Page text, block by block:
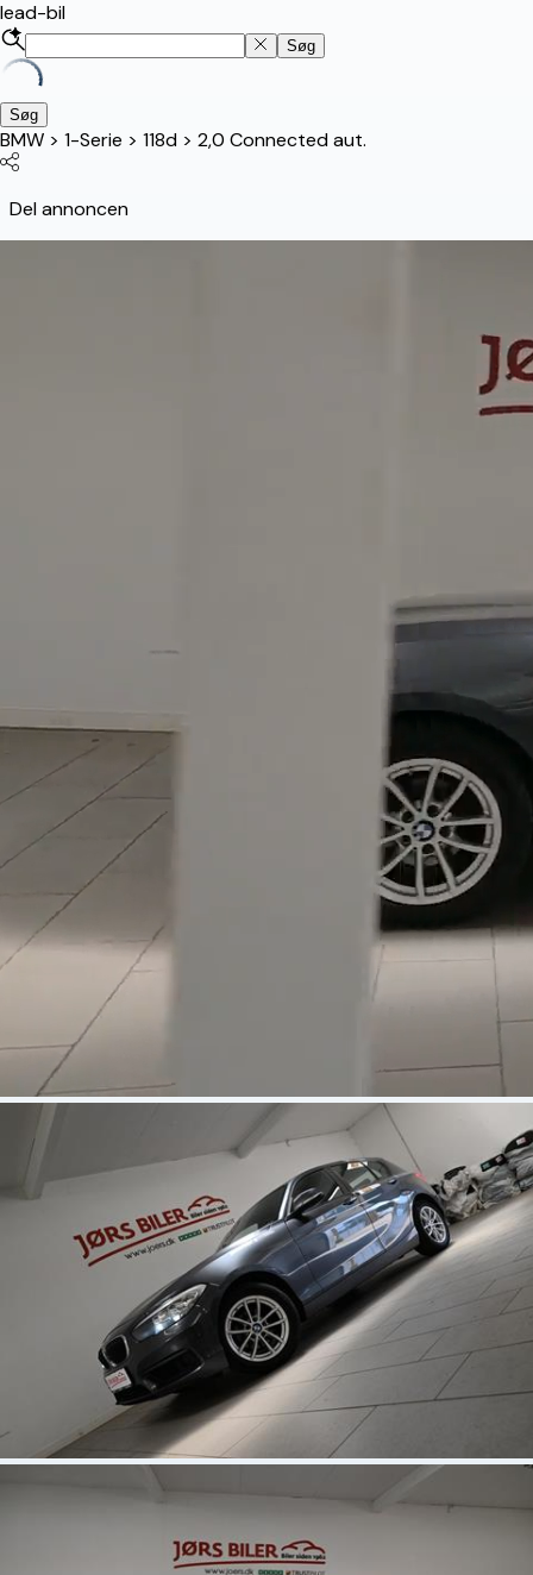
lead-bil
Søg
Søg
BMW > 1-Serie > 118d > 2,0 Connected aut.
Del annoncen